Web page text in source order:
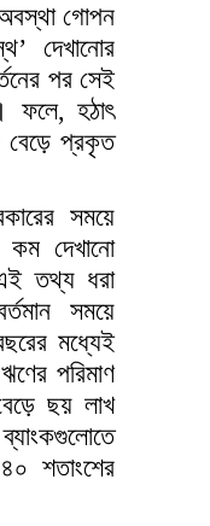
গোপন
দেখানোর
পর সেই
ফলে, হঠাৎ
বেড়ে প্রকৃত
সময়ে
কম দেখানো
তথ্য ধরা
সময়ে
মধ্যেই
পরিমাণ
ছয় লাখ
শতাংশের